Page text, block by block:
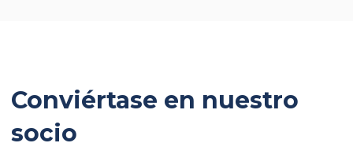
Conviértase en nuestro
socio